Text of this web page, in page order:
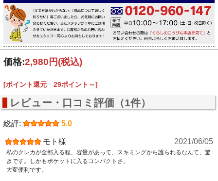
価格:2,980円(税込)
[ポイント還元 29ポイント～]
レビュー・口コミ評価（1件）
総評: 5.0
モト様 2021/06/05
私のクレカが全部入る程、容量があって、スキミングから護られるなんて、驚
きです。しかもポケットに入るコンパクトさ。
大変便利です。